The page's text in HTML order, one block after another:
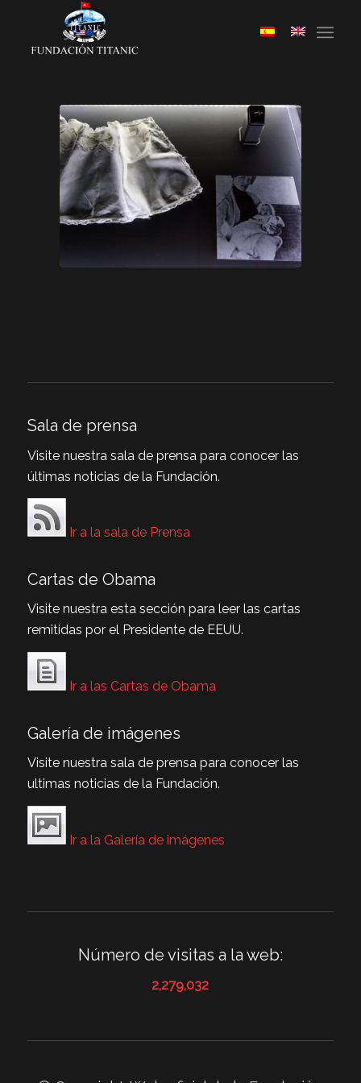
Sala de prensa
Visite nuestra sala de prensa para conocer las
últimas noticias de la Fundación.
Ir a la sala de Prensa
Cartas de Obama
Visite nuestra esta sección para leer las cartas
remitidas por el Presidente de EEUU.
Ir a las Cartas de Obama
Galería de imágenes
Visite nuestra sala de prensa para conocer las
ultimas noticias de la Fundación.
Ir a la Galería de imágenes
Número de visitas a la web:
2,279,032